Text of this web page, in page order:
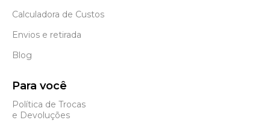
Calculadora de Custos
Envios e retirada
Blog
Para você
Política de Trocas
e Devoluções